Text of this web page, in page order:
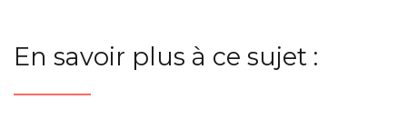
En savoir plus à ce sujet :